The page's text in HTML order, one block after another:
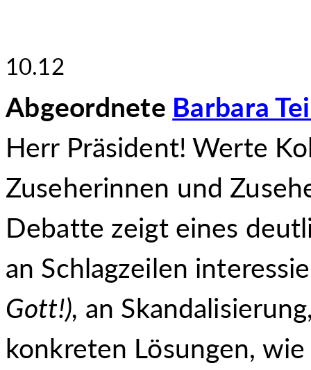
10.12
Abgeordnete Barbara
Herr Präsident! Werte
Zuseherinnen und
Debatte zeigt eines
an Schlagzeilen
Gott!), an
konkreten Lösungen,